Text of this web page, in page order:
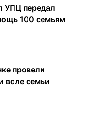
УПЦ передал
100 семьям
провели
воле семьи